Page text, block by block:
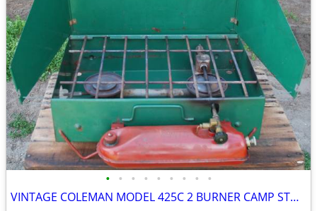
• • • • • • • • •
VINTAGE COLEMAN MODEL 425C 2 BURNER CAMP STOVE